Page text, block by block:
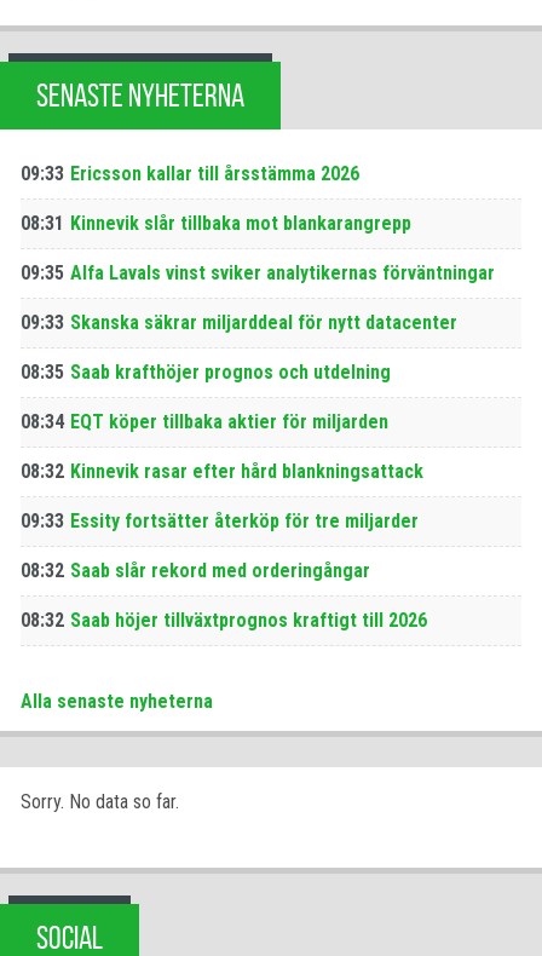
SENASTE NYHETERNA
09:33 Ericsson kallar till årsstämma 2026
08:31 Kinnevik slår tillbaka mot blankarangrepp
09:35 Alfa Lavals vinst sviker analytikernas förväntningar
09:33 Skanska säkrar miljarddeal för nytt datacenter
08:35 Saab krafthöjer prognos och utdelning
08:34 EQT köper tillbaka aktier för miljarden
08:32 Kinnevik rasar efter hård blankningsattack
09:33 Essity fortsätter återköp för tre miljarder
08:32 Saab slår rekord med orderingångar
08:32 Saab höjer tillväxtprognos kraftigt till 2026
Alla senaste nyheterna
Sorry. No data so far.
SOCIAL